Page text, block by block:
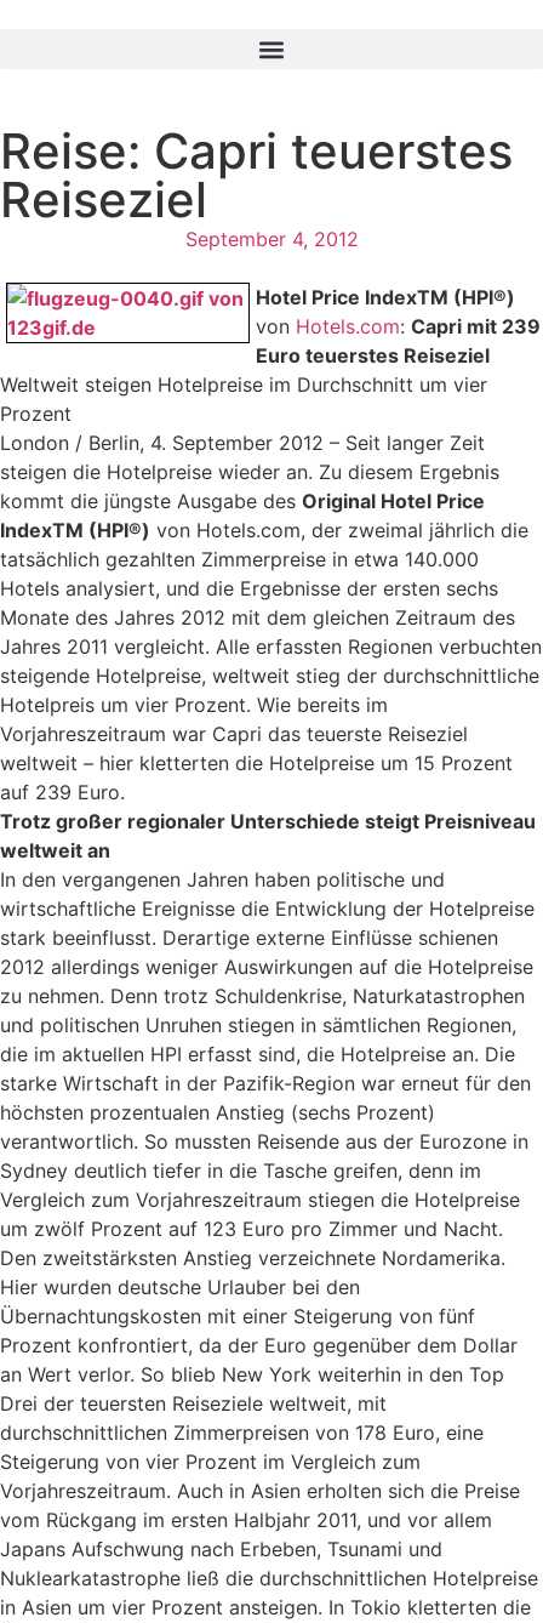
Reise: Capri teuerstes
Reiseziel
September 4, 2012
Hotel Price IndexTM (HPI®)
von Hotels.com: Capri mit 239
Euro teuerstes Reiseziel
Weltweit steigen Hotelpreise im Durchschnitt um vier
Prozent
London / Berlin, 4. September 2012 – Seit langer Zeit
steigen die Hotelpreise wieder an. Zu diesem Ergebnis
kommt die jüngste Ausgabe des Original Hotel Price
IndexTM (HPI®) von Hotels.com, der zweimal jährlich die
tatsächlich gezahlten Zimmerpreise in etwa 140.000
Hotels analysiert, und die Ergebnisse der ersten sechs
Monate des Jahres 2012 mit dem gleichen Zeitraum des
Jahres 2011 vergleicht. Alle erfassten Regionen verbuchten
steigende Hotelpreise, weltweit stieg der durchschnittliche
Hotelpreis um vier Prozent. Wie bereits im
Vorjahreszeitraum war Capri das teuerste Reiseziel
weltweit – hier kletterten die Hotelpreise um 15 Prozent
auf 239 Euro.
Trotz großer regionaler Unterschiede steigt Preisniveau
weltweit an
In den vergangenen Jahren haben politische und
wirtschaftliche Ereignisse die Entwicklung der Hotelpreise
stark beeinflusst. Derartige externe Einflüsse schienen
2012 allerdings weniger Auswirkungen auf die Hotelpreise
zu nehmen. Denn trotz Schuldenkrise, Naturkatastrophen
und politischen Unruhen stiegen in sämtlichen Regionen,
die im aktuellen HPI erfasst sind, die Hotelpreise an. Die
starke Wirtschaft in der Pazifik-Region war erneut für den
höchsten prozentualen Anstieg (sechs Prozent)
verantwortlich. So mussten Reisende aus der Eurozone in
Sydney deutlich tiefer in die Tasche greifen, denn im
Vergleich zum Vorjahreszeitraum stiegen die Hotelpreise
um zwölf Prozent auf 123 Euro pro Zimmer und Nacht.
Den zweitstärksten Anstieg verzeichnete Nordamerika.
Hier wurden deutsche Urlauber bei den
Übernachtungskosten mit einer Steigerung von fünf
Prozent konfrontiert, da der Euro gegenüber dem Dollar
an Wert verlor. So blieb New York weiterhin in den Top
Drei der teuersten Reiseziele weltweit, mit
durchschnittlichen Zimmerpreisen von 178 Euro, eine
Steigerung von vier Prozent im Vergleich zum
Vorjahreszeitraum. Auch in Asien erholten sich die Preise
vom Rückgang im ersten Halbjahr 2011, und vor allem
Japans Aufschwung nach Erbeben, Tsunami und
Nuklearkatastrophe ließ die durchschnittlichen Hotelpreise
in Asien um vier Prozent ansteigen. In Tokio kletterten die